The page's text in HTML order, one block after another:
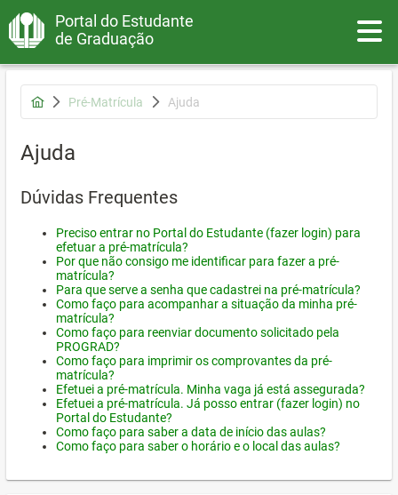
Portal do Estudante
de Graduação
Pré-Matrícula Ajuda
Ajuda
Dúvidas Frequentes
Preciso entrar no Portal do Estudante (fazer login) para
efetuar a pré-matrícula?
Por que não consigo me identificar para fazer a pré-
matrícula?
Para que serve a senha que cadastrei na pré-matrícula?
Como faço para acompanhar a situação da minha pré-
matrícula?
Como faço para reenviar documento solicitado pela
PROGRAD?
Como faço para imprimir os comprovantes da pré-
matrícula?
Efetuei a pré-matrícula. Minha vaga já está assegurada?
Efetuei a pré-matrícula. Já posso entrar (fazer login) no
Portal do Estudante?
Como faço para saber a data de início das aulas?
Como faço para saber o horário e o local das aulas?